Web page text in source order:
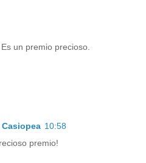
un premio precioso.
10:58
premio!